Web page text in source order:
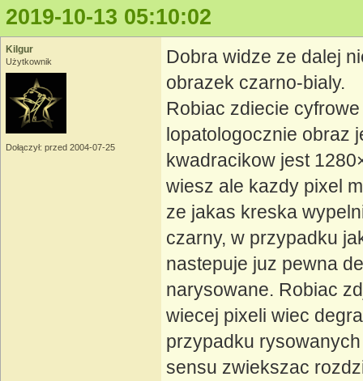
2019-10-13 05:10:02
Kilgur
Użytkownik
Dołączył: przed 2004-07-25
Dobra widze ze dalej
obrazek czarno-bialy.
Robiac zdiecie
lopatologocznie obraz
kwadracikow jest
wiesz ale kazdy pixel
ze jakas kreska
czarny, w przypadku
nastepuje juz pewna
narysowane. Robiac
wiecej pixeli wiec
przypadku
sensu zwiekszac